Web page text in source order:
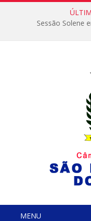
Sessão Solene
MENU